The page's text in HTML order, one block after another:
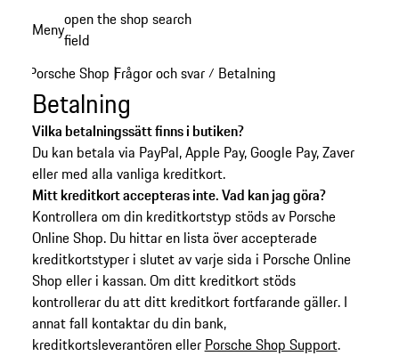
Menyopen the shop search
field
Porsche Shop |Frågor och svar / Betalning
Betalning
Vilka betalningssätt finns i butiken?
Du kan betala via PayPal, Apple Pay, Google Pay, Zaver
eller med alla vanliga kreditkort.
Mitt kreditkort accepteras inte. Vad kan jag göra?
Kontrollera om din kreditkortstyp stöds av Porsche
Online Shop. Du hittar en lista över accepterade
kreditkortstyper i slutet av varje sida i Porsche Online
Shop eller i kassan.Om ditt kreditkort stöds
kontrollerar du att ditt kreditkort fortfarande gäller. I
annat fall kontaktar du din bank,
kreditkortsleverantören eller Porsche Shop Support.